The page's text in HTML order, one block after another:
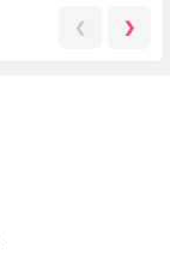
❮ ❯